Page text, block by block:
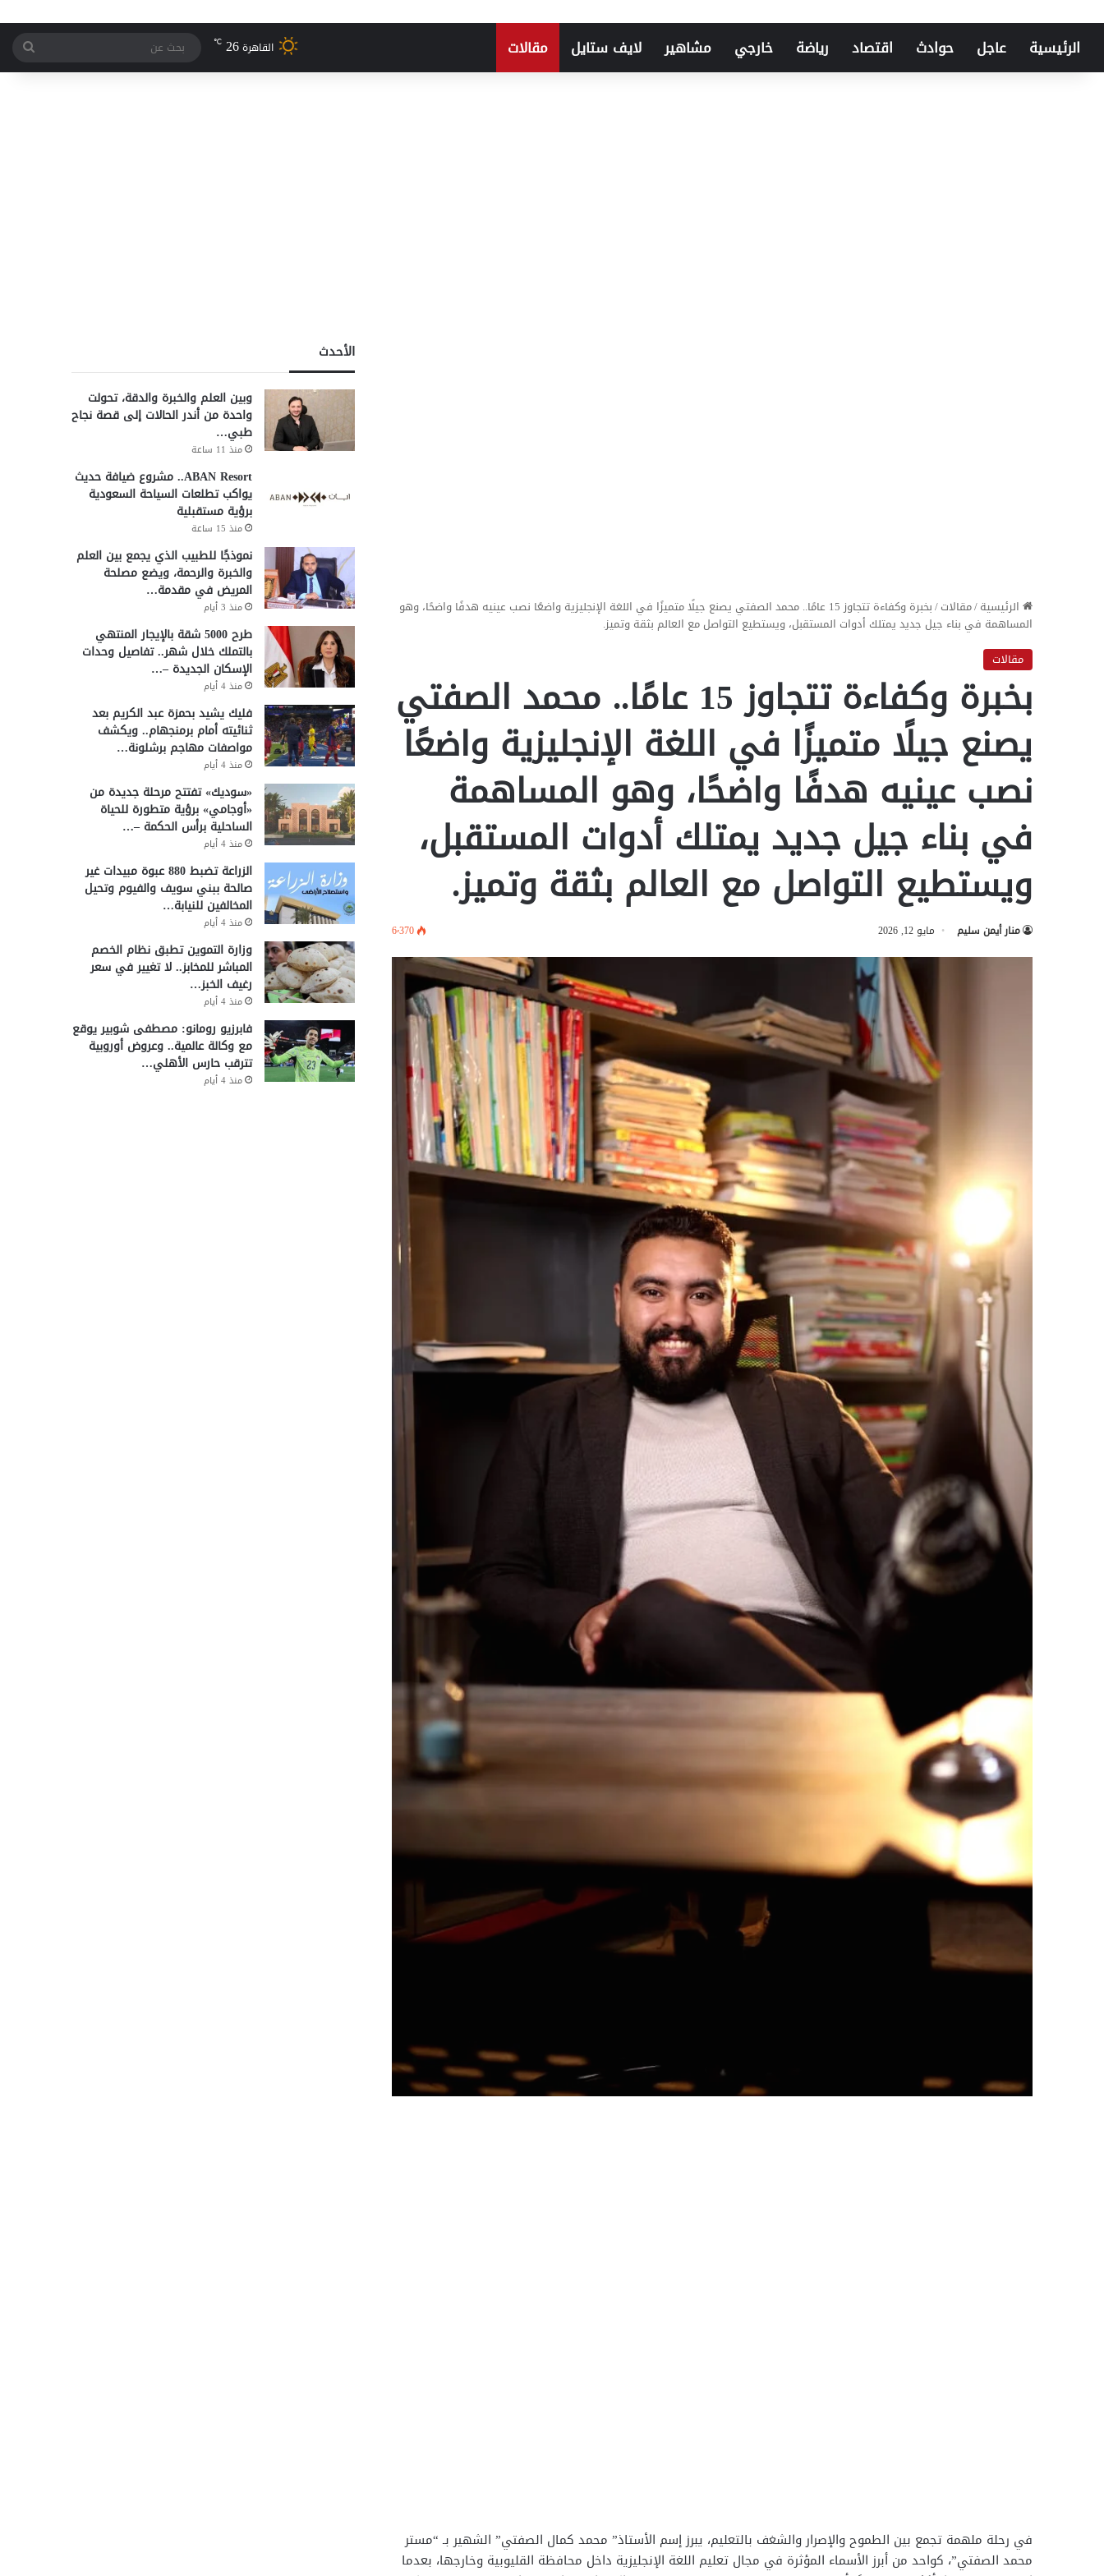
الرئيسية عاجل حوادث اقتصاد رياضة خارجي مشاهير لايف ستايل مقالات القاهرة26
℃
عن
الرئيسية/مقالات/
بخبرة وكفاءة تتجاوز 15 عامًا.. محمد الصفتي يصنع جيلًا متميزًا في اللغة الإنجليزية واضعًا نصب عينيه هدفًا واضحًا، وهو
المساهمة في بناء جيل جديد يمتلك أدوات المستقبل، ويستطيع التواصل مع العالم بثقة وتميز.
مقالات
بخبرة وكفاءة تتجاوز 15 عامًا.. محمد الصفتي
يصنع جيلًا متميزًا في اللغة الإنجليزية واضعًا
نصب عينيه هدفًا واضحًا، وهو المساهمة
في بناء جيل جديد يمتلك أدوات المستقبل،
ويستطيع التواصل مع العالم بثقة وتميز.
منار أيمن سليم مايو 12, 2026 6٬370
في رحلة ملهمة تجمع بين الطموح والإصرار والشغف بالتعليم، يبرز إسم الأستاذ” محمد كمال الصفتي” الشهير بـ “مستر
محمد الصفتي”، كواحد من أبرز الأسماء المؤثرة في مجال تعليم اللغة الإنجليزية داخل محافظة القليوبية وخارجها، بعدما
الأحدث
وبين العلم والخبرة والدقة، تحولت
واحدة من أندر الحالات إلى قصة نجاح
طبي…
منذ 11 ساعة
ABAN Resort.. مشروع ضيافة حديث
يواكب تطلعات السياحة السعودية
برؤية مستقبلية
منذ 15 ساعة
نموذجًا للطبيب الذي يجمع بين العلم
والخبرة والرحمة، ويضع مصلحة
المريض في مقدمة…
منذ 3 أيام
طرح 5000 شقة بالإيجار المنتهي
بالتملك خلال شهر.. تفاصيل وحدات
الإسكان الجديدة –…
منذ 4 أيام
فليك يشيد بحمزة عبد الكريم بعد
ثنائيته أمام برمنجهام.. ويكشف
مواصفات مهاجم برشلونة…
منذ 4 أيام
«سوديك» تفتتح مرحلة جديدة من
«أوجامي» برؤية متطورة للحياة
الساحلية برأس الحكمة –…
منذ 4 أيام
الزراعة تضبط 880 عبوة مبيدات غير
صالحة ببني سويف والفيوم وتحيل
المخالفين للنيابة…
منذ 4 أيام
وزارة التموين تطبق نظام الخصم
المباشر للمخابز.. لا تغيير في سعر
رغيف الخبز…
منذ 4 أيام
فابرزيو رومانو: مصطفى شوبير يوقع
مع وكالة عالمية.. وعروض أوروبية
تترقب حارس الأهلي…
منذ 4 أيام